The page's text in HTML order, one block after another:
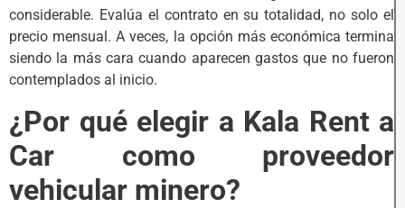
considerable. Evalúa el contrato en su totalidad, no solo el
precio mensual. A veces, la opción más económica termina
siendo la más cara cuando aparecen gastos que no fueron
contemplados al inicio.
¿Por qué elegir a Kala Rent a
Car como proveedor
vehicular minero?